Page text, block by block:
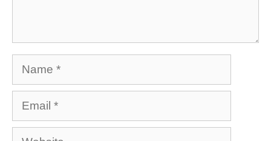
Name
Email
Website